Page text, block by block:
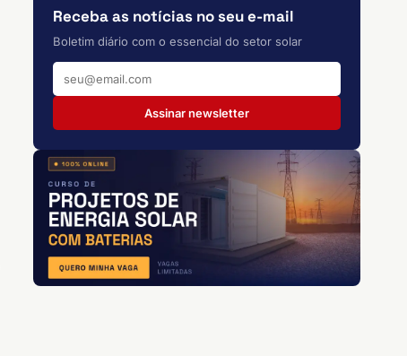
Receba as notícias no seu e-mail
Boletim diário com o essencial do setor solar
Assinar newsletter